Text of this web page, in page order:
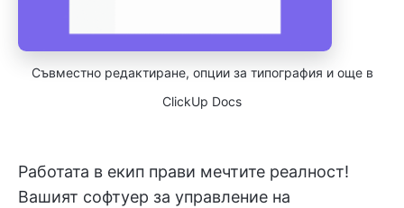
Съвместно редактиране, опции за типография и още в
ClickUp Docs
Работата в екип прави мечтите реалност!
Вашият софтуер за управление на